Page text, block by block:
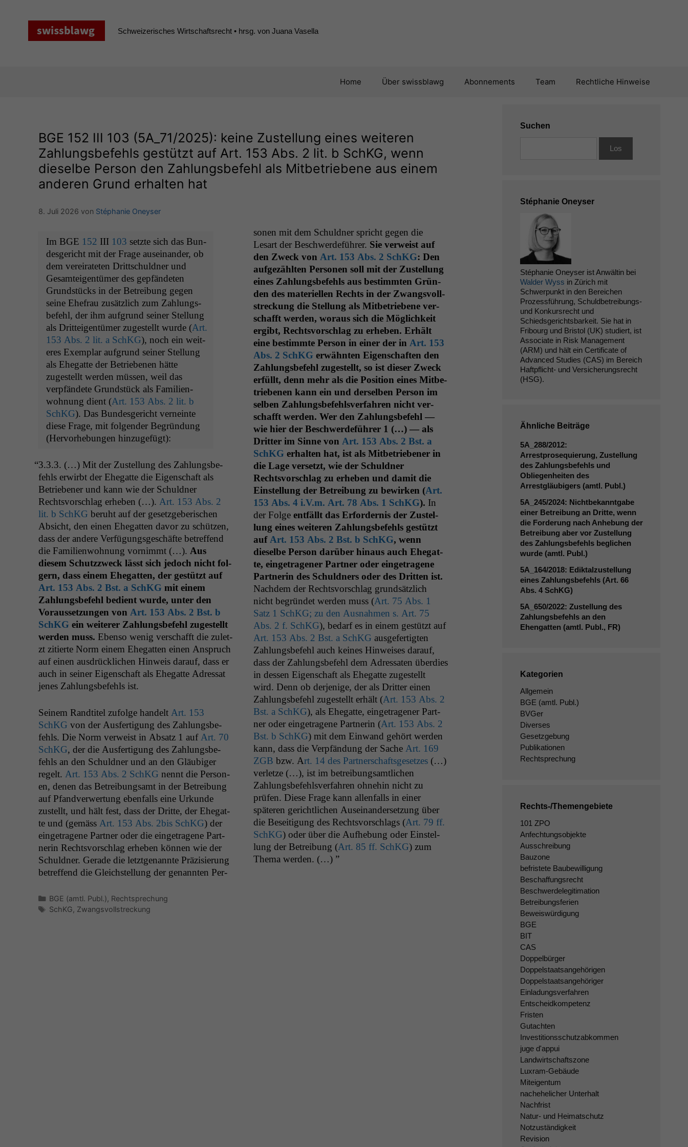
Schweizerisches Wirtschaftsrecht • hrsg. von Juana Vasella
Home Über swissblawg Abonnements Team Rechtliche Hinweise
BGE 152 III 103 (5A_71/2025): keine Zustellung eines weiteren
Zahlungsbefehls gestützt auf Art. 153 Abs. 2 lit. b SchKG, wenn
dieselbe Person den Zahlungsbefehl als Mitbetriebene aus einem
anderen Grund erhalten hat
8. Juli 2026 von Stéphanie Oneyser
Im BGE 152 III103 set­zte sich das Bun­
des­gericht mit der Frage auseinan­der, ob
dem vereirateten Drittschuld­ner und
Gesamteigen­tümer des gepfän­de­ten
Grund­stücks in der Betrei­bung gegen
seine Ehe­frau zusät­zlich zum Zahlungs­
be­fehl, der ihm auf­grund sein­er Stel­lung
als Drit­teigen­tümer zugestellt wurde (Art.
153 Abs. 2 lit. a SchKG), noch ein weit­
eres Exem­plar auf­grund sein­er Stel­lung
als Ehe­gat­te der Betriebe­nen hätte
zugestellt wer­den müssen, weil das
verpfän­dete Grund­stück als Fam­i­lien­
woh­nung dient (Art. 153 Abs. 2 lit. b
SchKG). Das Bun­des­gericht verneinte
diese Frage, mit fol­gen­der Begrün­dung
(Her­vorhe­bun­gen hinzugefügt):
“3.3.3. (…) Mit der Zustel­lung des Zahlungs­be­
fehls erwirbt der Ehe­gat­te die Eigen­schaft als
Betrieben­er und kann wie der Schuld­ner
Rechtsvorschlag erheben (…). Art. 153 Abs. 2
lit. b SchKG beruht auf der geset­zge­berischen
Absicht, den einen Ehe­gat­ten davor zu schützen,
dass der andere Ver­fü­gungs­geschäfte betr­e­f­fend
die Fam­i­lien­woh­nung vorn­immt (…). Aus
diesem Schutzz­weck lässt sich jedoch nicht fol­
gern, dass einem Ehe­gat­ten, der gestützt auf
Art. 153 Abs. 2 Bst. a SchKG mit einem
Zahlungs­be­fehl bedi­ent wurde, unter den
Voraus­set­zun­gen von Art. 153 Abs. 2 Bst. b
SchKG ein weit­er­er Zahlungs­be­fehl zugestellt
wer­den muss. Eben­so wenig ver­schafft die zulet­
zt zitierte Norm einem Ehe­gat­ten einen Anspruch
auf einen aus­drück­lichen Hin­weis darauf, dass er
auch in sein­er Eigen­schaft als Ehe­gat­te Adres­sat
jenes Zahlungs­be­fehls ist.
Seinem Randti­tel zufolge han­delt Art. 153
SchKG von der Aus­fer­ti­gung des Zahlungs­be­
fehls. Die Norm ver­weist in Absatz 1 auf Art. 70
SchKG, der die Aus­fer­ti­gung des Zahlungs­be­
fehls an den Schuld­ner und an den Gläu­biger
regelt. Art. 153 Abs. 2 SchKG nen­nt die Per­so­n­
en, denen das Betrei­bungsamt in der Betrei­bung
auf Pfand­ver­w­er­tung eben­falls eine Urkunde
zustellt, und hält fest, dass der Dritte, der Ehe­gat­
te und (gemäss Art. 153 Abs. 2bis SchKG) der
einge­tra­gene Part­ner oder die einge­tra­gene Part­
ner­in Rechtsvorschlag erheben kön­nen wie der
Schuld­ner. Ger­ade die let­zt­ge­nan­nte Präzisierung
betr­e­f­fend die Gle­ich­stel­lung der genan­nten Per­
so­n­en mit dem Schuld­ner spricht gegen die
Lesart der Beschw­erde­führer. Sie ver­weist auf
den Zweck von Art. 153 Abs. 2 SchKG: Den
aufgezählten Per­so­n­en soll mit der Zustel­lung
eines Zahlungs­be­fehls aus bes­timmten Grün­
den des materiellen Rechts in der Zwangsvoll­
streck­ung die Stel­lung als Mit­be­triebene ver­
schafft wer­den, woraus sich die Möglichkeit
ergibt, Rechtsvorschlag zu erheben. Erhält
eine bes­timmte Per­son in ein­er der in Art. 153
Abs. 2 SchKG erwäh­n­ten Eigen­schaften den
Zahlungs­be­fehl zugestellt, so ist dieser Zweck
erfüllt, denn mehr als die Posi­tion eines Mit­be­
triebe­nen kann ein und der­sel­ben Per­son im
sel­ben Zahlungs­be­fehlsver­fahren nicht ver­
schafft wer­den. Wer den Zahlungs­be­fehl —
wie hier der Beschw­erde­führer 1 (…) — als
Drit­ter im Sinne von Art. 153 Abs. 2 Bst. a
SchKG erhal­ten hat, ist als Mit­be­trieben­er in
die Lage ver­set­zt, wie der Schuld­ner
Rechtsvorschlag zu erheben und damit die
Ein­stel­lung der Betrei­bung zu bewirken (Art.
153 Abs. 4 i.V.m. Art. 78 Abs. 1 SchKG). In
der Folge ent­fällt das Erforder­nis der Zustel­
lung eines weit­eren Zahlungs­be­fehls gestützt
auf Art. 153 Abs. 2 Bst. b SchKG, wenn
dieselbe Per­son darüber hin­aus auch Ehe­gat­
te, einge­tra­gen­er Part­ner oder einge­tra­gene
Part­ner­in des Schuld­ners oder des Drit­ten ist.
Nach­dem der Rechtsvorschlag grund­sät­zlich
nicht begrün­det wer­den muss (Art. 75 Abs. 1
Satz 1 SchKG; zu den Aus­nah­men s. Art. 75
Abs. 2 f. SchKG), bedarf es in einem gestützt auf
Art. 153 Abs. 2 Bst. a SchKG aus­ge­fer­tigten
Zahlungs­be­fehl auch keines Hin­weis­es darauf,
dass der Zahlungs­be­fehl dem Adres­sat­en überdies
in dessen Eigen­schaft als Ehe­gat­te zugestellt
wird. Denn ob der­jenige, der als Drit­ter einen
Zahlungs­be­fehl zugestellt erhält (Art. 153 Abs. 2
Bst. a SchKG), als Ehe­gat­te, einge­tra­gen­er Part­
ner oder einge­tra­gene Part­ner­in (Art. 153 Abs. 2
Bst. b SchKG) mit dem Ein­wand gehört wer­den
kann, dass die Verpfän­dung der Sache Art. 169
ZGB bzw. Art. 14 des Part­ner­schafts­ge­set­zes(…)
ver­let­ze (…), ist im betrei­bungsamtlichen
Zahlungs­be­fehlsver­fahren ohne­hin nicht zu
prüfen. Diese Frage kann allen­falls in ein­er
späteren gerichtlichen Auseinan­der­set­zung über
die Besei­t­i­gung des Rechtsvorschlags (Art. 79 ff.
SchKG) oder über die Aufhe­bung oder Ein­stel­
lung der Betrei­bung (Art. 85 ff. SchKG) zum
The­ma werden. (…) ”
Kategorien
BGE (amtl. Publ.), Rechtsprechung
Schlagwörter
SchKG, Zwangsvollstreckung
Suchen
Stéphanie Oneyser
Stéphanie Oneyser ist Anwältin bei
Walder Wyss in Zürich mit
Schwerpunkt in den Bereichen
Prozessführung, Schuldbetreibungs-
und Konkursrecht und
Schiedsgerichtsbarkeit. Sie hat in
Fribourg und Bristol (UK) studiert, ist
Associate in Risk Management
(ARM) und hält ein Certificate of
Advanced Studies (CAS) im Bereich
Haftpflicht- und Versicherungsrecht
(HSG).
Ähnliche Beiträge
5A_288/2012:
Arrestprosequierung, Zustellung
des Zahlungsbefehls und
Obliegenheiten des
Arrestgläubigers (amtl. Publ.)
5A_245/2024: Nichtbekanntgabe
einer Betreibung an Dritte, wenn
die Forderung nach Anhebung der
Betreibung aber vor Zustellung
des Zahlungsbefehls beglichen
wurde (amtl. Publ.)
5A_164/2018: Ediktalzustellung
eines Zahlungsbefehls (Art. 66
Abs. 4 SchKG)
5A_650/2022: Zustellung des
Zahlungsbefehls an den
Ehengatten (amtl. Publ., FR)
Kategorien
Allgemein
BGE (amtl. Publ.)
BVGer
Diverses
Gesetzgebung
Publikationen
Rechtsprechung
Rechts-/Themengebiete
101 ZPO
Anfechtungsobjekte
Ausschreibung
Bauzone
befristete Baubewilligung
Beschaffungsrecht
Beschwerdelegitimation
Betreibungsferien
Beweiswürdigung
BGE
BIT
CAS
Doppelbürger
Doppelstaatsangehörigen
Doppelstaatsangehöriger
Einladungsverfahren
Entscheidkompetenz
Fristen
Gutachten
Investitionsschutzabkommen
juge d'appui
Landwirtschaftszone
Luxram-Gebäude
Miteigentum
nachehelicher Unterhalt
Nachfrist
Natur- und Heimatschutz
Notzuständigkeit
Revision